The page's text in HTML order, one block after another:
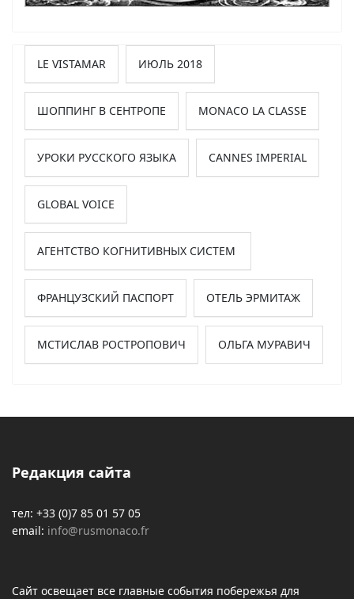
LE VISTAMAR ИЮЛЬ 2018
ШОППИНГ В СЕНТРОПЕ MONACO LA CLASSE
УРОКИ РУССКОГО ЯЗЫКА CANNES IMPERIAL
GLOBAL VOICE
АГЕНТСТВО КОГНИТИВНЫХ СИСТЕМ
ФРАНЦУЗСКИЙ ПАСПОРТ ОТЕЛЬ ЭРМИТАЖ
МСТИСЛАВ РОСТРОПОВИЧ ОЛЬГА МУРАВИЧ
Редакция сайта
тел: +33 (0)7 85 01 57 05
email: info@rusmonaco.fr
Сайт освещает все главные события побережья для